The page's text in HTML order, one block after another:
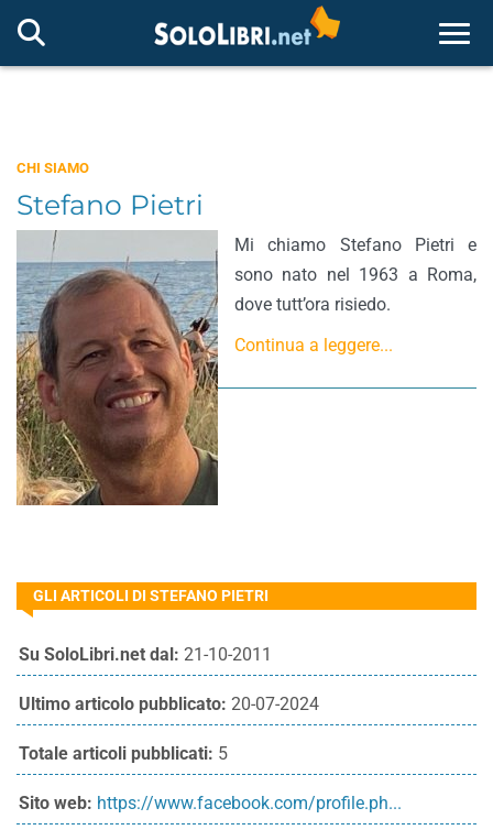
CHI SIAMO
Stefano Pietri
Mi chiamo Stefano Pietri e
sono nato nel 1963 a Roma,
dove tutt’ora risiedo.
Continua a leggere...
GLI ARTICOLI DI STEFANO PIETRI
Su SoloLibri.net dal: 21-10-2011
Ultimo articolo pubblicato: 20-07-2024
Totale articoli pubblicati: 5
Sito web: https://www.facebook.com/profile.ph...